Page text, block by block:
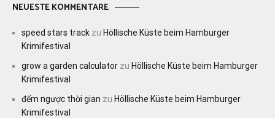
NEUESTE KOMMENTARE
speed stars track zu Höllische Küste beim Hamburger
Krimifestival
grow a garden calculator zu Höllische Küste beim Hamburger
Krimifestival
đếm ngược thời gian zu Höllische Küste beim Hamburger
Krimifestival